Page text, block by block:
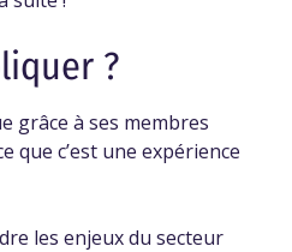
?
grâce à ses membres
que c’est une expérience
les enjeux du secteur